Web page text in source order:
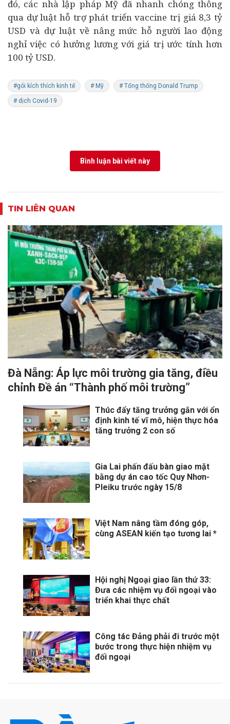
đó, các nhà lập pháp Mỹ đã nhanh chóng thông
qua dự luật hỗ trợ phát triển vaccine trị giá 8,3 tỷ
USD và dự luật về nâng mức hỗ người lao động
nghỉ việc có hưởng lương với giá trị ước tính hơn
100 tỷ USD.
#gói kích thích kinh tế # Mỹ # Tổng thống Donald Trump
# dịch Covid-19
Bình luận bài viết này
TIN LIÊN QUAN
Đà Nẵng: Áp lực môi trường gia tăng, điều
chỉnh Đề án “Thành phố môi trường”
Thúc đẩy tăng trưởng gắn với ổn
định kinh tế vĩ mô, hiện thực hóa
tăng trưởng 2 con số
Gia Lai phấn đấu bàn giao mặt
bằng dự án cao tốc Quy Nhơn-
Pleiku trước ngày 15/8
Việt Nam nâng tầm đóng góp,
cùng ASEAN kiến tạo tương lai *
Hội nghị Ngoại giao lần thứ 33:
Đưa các nhiệm vụ đối ngoại vào
triển khai thực chất
Công tác Đảng phải đi trước một
bước trong thực hiện nhiệm vụ
đối ngoại